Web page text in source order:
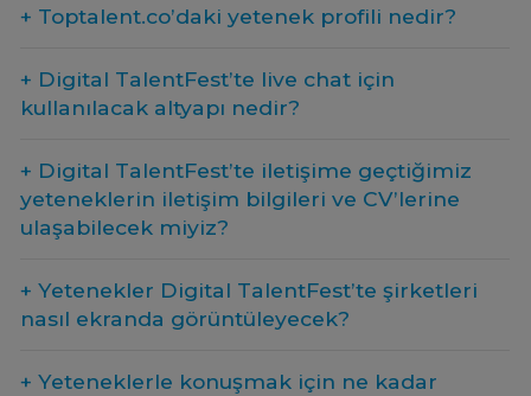
+ Toptalent.co’daki yetenek profili nedir?
+ Digital TalentFest’te live chat için
kullanılacak altyapı nedir?
+ Digital TalentFest’te iletişime geçtiğimiz
yeteneklerin iletişim bilgileri ve CV’lerine
ulaşabilecek miyiz?
+ Yetenekler Digital TalentFest’te şirketleri
nasıl ekranda görüntüleyecek?
+ Yeteneklerle konuşmak için ne kadar